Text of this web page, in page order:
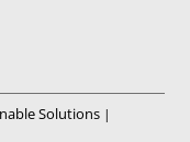
Solutions |